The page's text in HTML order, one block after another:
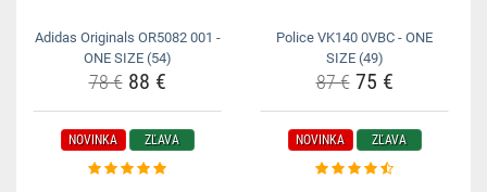
Adidas Originals OR5082 001 -
ONE SIZE (54)
78 €88 €
Police VK140 0VBC - ONE
SIZE (49)
87 €75 €
NOVINKA ZĽAVA NOVINKA ZĽAVA